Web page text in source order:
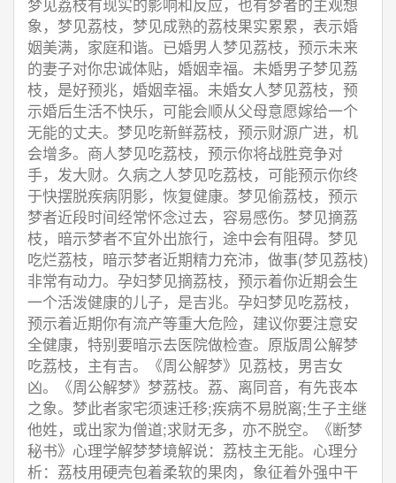
象，梦见荔枝，梦见成熟的荔枝果实累累，表示婚
姻美满，家庭和谐。已婚男人梦见荔枝，预示未来
的妻子对你忠诚体贴，婚姻幸福。未婚男子梦见荔
枝，是好预兆，婚姻幸福。未婚女人梦见荔枝，预
示婚后生活不快乐，可能会顺从父母意愿嫁给一个
无能的丈夫。梦见吃新鲜荔枝，预示财源广进，机
会增多。商人梦见吃荔枝，预示你将战胜竞争对
手，发大财。久病之人梦见吃荔枝，可能预示你终
于快摆脱疾病阴影，恢复健康。梦见偷荔枝，预示
梦者近段时间经常怀念过去，容易感伤。梦见摘荔
枝，暗示梦者不宜外出旅行，途中会有阻碍。梦见
吃烂荔枝，暗示梦者近期精力充沛，做事(梦见荔枝)
非常有动力。孕妇梦见摘荔枝，预示着你近期会生
一个活泼健康的儿子，是吉兆。孕妇梦见吃荔枝，
预示着近期你有流产等重大危险，建议你要注意安
全健康，特别要暗示去医院做检查。原版周公解梦
吃荔枝，主有吉。《周公解梦》见荔枝，男吉女
凶。《周公解梦》梦荔枝。荔、离同音，有先丧本
之象。梦此者家宅须速迁移;疾病不易脱离;生子主继
他姓，或出家为僧道;求财无多，亦不脱空。《断梦
秘书》心理学解梦梦境解说：荔枝主无能。心理分
析：荔枝用硬壳包着柔软的果肉，象征着外强中干